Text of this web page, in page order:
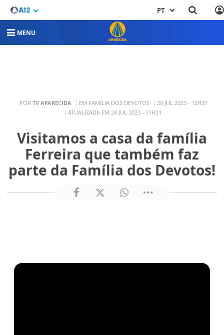
PT
MENU
POR TV APARECIDA EM FAMÍLIA DOS DEVOTOS
20 JUL 2023 - 12H37
ATUALIZADA EM 24 JUL 2023 - 11H21
Visitamos a casa da família
Ferreira que também faz
parte da Família dos Devotos!